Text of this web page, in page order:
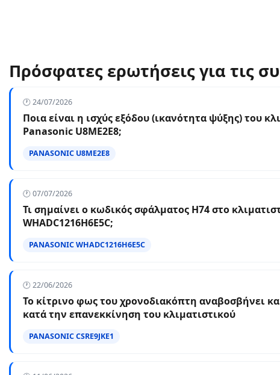
Πρόσφατες ερωτήσεις για τις
🕐 24/07/2026
Ποια είναι η ισχύς εξόδου (ικανότητα ψύξης) του
Panasonic U8ME2E8;
PANASONIC U8ME2E8
🕐 07/07/2026
Τι σημαίνει ο κωδικός σφάλματος H74 στο
WHADC1216H6E5C;
PANASONIC WHADC1216H6E5C
🕐 22/06/2026
Το κίτρινο φως του χρονοδιακόπτη αναβοσβήνει
κατά την επανεκκίνηση του κλιματιστικού
PANASONIC CSRE9JKE1